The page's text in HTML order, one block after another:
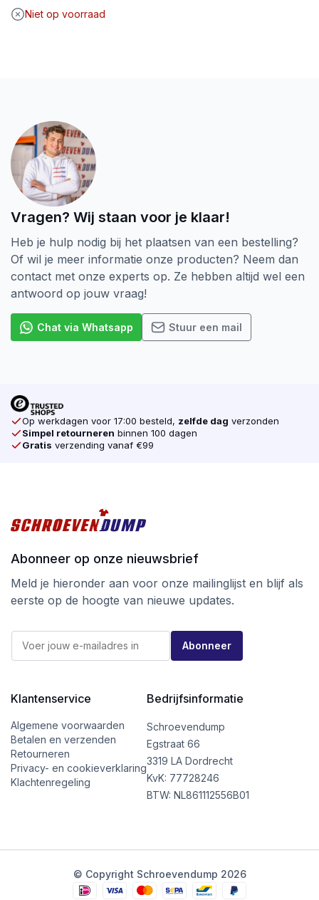
Niet op voorraad
Vragen? Wij staan voor je klaar!
Heb je hulp nodig bij het plaatsen van een bestelling?
Of wil je meer informatie onze producten? Neem dan
contact met onze experts op. Ze hebben altijd wel een
antwoord op jouw vraag!
Chat via Whatsapp Stuur een mail
Op werkdagen voor 17:00 besteld, zelfde dag verzonden
Simpel retourneren binnen 100 dagen
Gratis verzending vanaf €99
Abonneer op onze nieuwsbrief
Meld je hieronder aan voor onze mailinglijst en blijf als
eerste op de hoogte van nieuwe updates.
a
*
-
m
a
i
l
E
m
l
Abonneer
Klantenservice
Algemene voorwaarden
Betalen en verzenden
Retourneren
Privacy- en cookieverklaring
Klachtenregeling
Bedrijfsinformatie
Schroevendump
Egstraat 66
3319 LA Dordrecht
KvK: 77728246
BTW: NL861112556B01
© Copyright Schroevendump 2026